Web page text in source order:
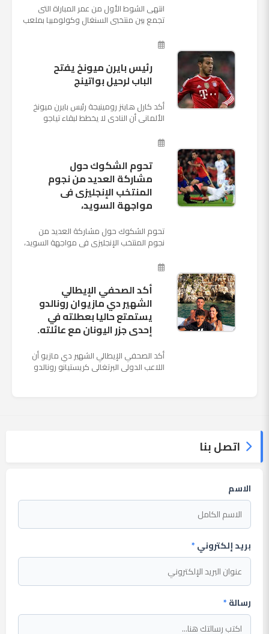
انتهى الشوط الأول من عمر المباراة التى
تجمع بين منتخبى السنغال وكولومبيا بملعب
الثالثة والأ...
رئيس بايرن ميونخ يفتح
الباب لرحيل بواتينج
أكد كارل هاينز رومينيجة رئيس بايرن ميونخ
الألمانى أن النادى لا يخطط لبقاء تياجو
وأنه سيستم...
تحوم الشكوك حول
مشاركة العديد من نجوم
المنتخب الإنجليزى فى
مواجهة السويد،
تحوم الشكوك حول مشاركة العديد من
نجوم المنتخب الإنجليزى فى مواجهة السويد،
ملعب "كوزموس آ...
أكد الصحفي الإيطالي
الشهير دي مازيوان رونالدو
يستمتع حاليا بعطلته في
إحدى جزر اليونان مع عائلته.
أكد الصحفي الإيطالي الشهير دي مازيو أن
اللاعب الدولي البرتغالي كريستيانو رونالدو
اتصل بنا
الاسم
بريد إلكتروني*
رسالة*